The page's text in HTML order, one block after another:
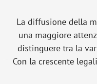
La diffusione della
una maggiore
distinguere tra la
Con la crescente